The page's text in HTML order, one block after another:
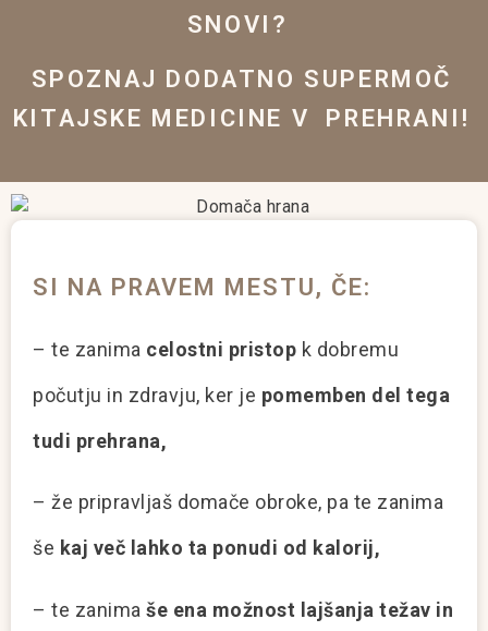
SNOVI?
SPOZNAJ DODATNO SUPERMOČ
KITAJSKE MEDICINE V PREHRANI!
SI NA PRAVEM MESTU, ČE:
– te zanima celostni pristop k dobremu
počutju in zdravju, ker je pomemben del tega
tudi prehrana,
– že pripravljaš domače obroke, pa te zanima
še kaj več lahko ta ponudi od kalorij,
– te zanima še ena možnost lajšanja težav in